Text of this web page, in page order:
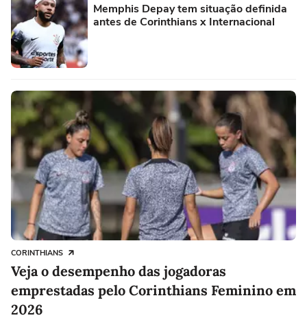
Memphis Depay tem situação definida
antes de Corinthians x Internacional
CORINTHIANS
Veja o desempenho das jogadoras
emprestadas pelo Corinthians Feminino em
2026